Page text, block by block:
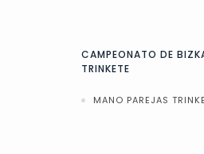
CAMPEONATO DE
TRINKETE
MANO PAREJAS